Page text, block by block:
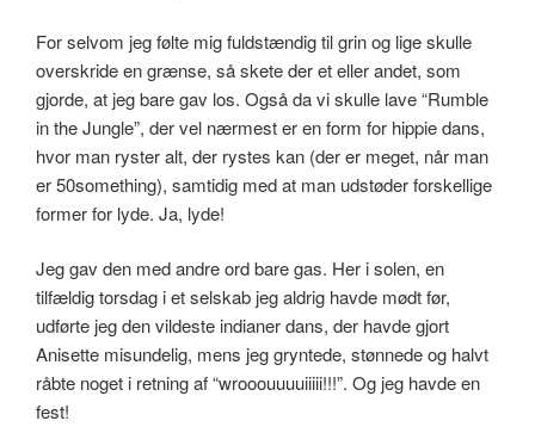
For selvom jeg følte mig fuldstændig til grin og lige skulle
overskride en grænse, så skete der et eller andet, som
gjorde, at jeg bare gav los. Også da vi skulle lave “Rumble
in the Jungle”, der vel nærmest er en form for hippie dans,
hvor man ryster alt, der rystes kan (der er meget, når man
er 50something), samtidig med at man udstøder forskellige
former for lyde. Ja, lyde!
Jeg gav den med andre ord bare gas. Her i solen, en
tilfældig torsdag i et selskab jeg aldrig havde mødt før,
udførte jeg den vildeste indianer dans, der havde gjort
Anisette misundelig, mens jeg gryntede, stønnede og halvt
råbte noget i retning af “wrooouuuuiiiii!!!”. Og jeg havde en
fest!